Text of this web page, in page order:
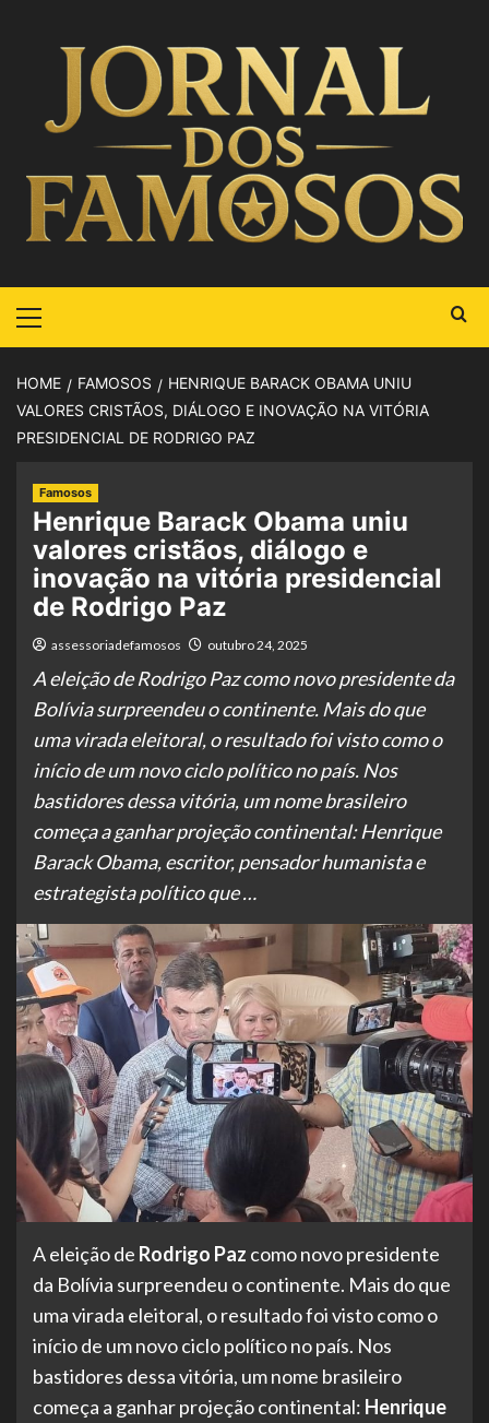
HOME FAMOSOS
HENRIQUE BARACK OBAMA UNIU
VALORES CRISTÃOS, DIÁLOGO E INOVAÇÃO NA VITÓRIA
PRESIDENCIAL DE RODRIGO PAZ
Famosos
Henrique Barack Obama uniu
valores cristãos, diálogo e
inovação na vitória presidencial
de Rodrigo Paz
assessoriadefamosos outubro 24, 2025
A eleição de Rodrigo Paz como novo presidente da
Bolívia surpreendeu o continente. Mais do que
uma virada eleitoral, o resultado foi visto como o
início de um novo ciclo político no país. Nos
bastidores dessa vitória, um nome brasileiro
começa a ganhar projeção continental: Henrique
Barack Obama, escritor, pensador humanista e
estrategista político que …
A eleição de Rodrigo Paz como novo presidente
da Bolívia surpreendeu o continente. Mais do que
uma virada eleitoral, o resultado foi visto como o
início de um novo ciclo político no país. Nos
bastidores dessa vitória, um nome brasileiro
começa a ganhar projeção continental: Henrique